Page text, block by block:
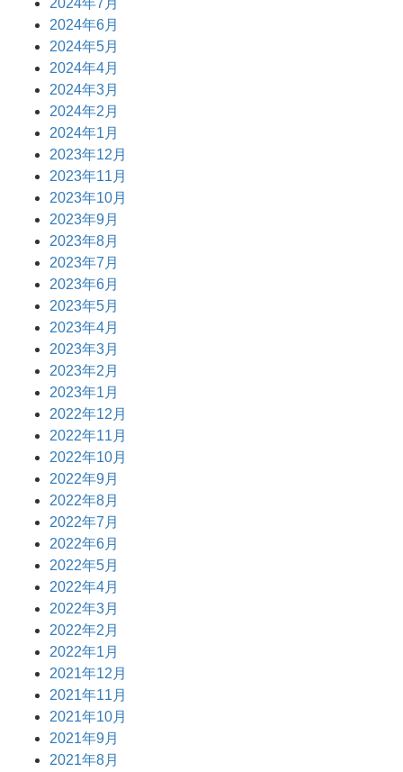
2024年7月
2024年6月
2024年5月
2024年4月
2024年3月
2024年2月
2024年1月
2023年12月
2023年11月
2023年10月
2023年9月
2023年8月
2023年7月
2023年6月
2023年5月
2023年4月
2023年3月
2023年2月
2023年1月
2022年12月
2022年11月
2022年10月
2022年9月
2022年8月
2022年7月
2022年6月
2022年5月
2022年4月
2022年3月
2022年2月
2022年1月
2021年12月
2021年11月
2021年10月
2021年9月
2021年8月